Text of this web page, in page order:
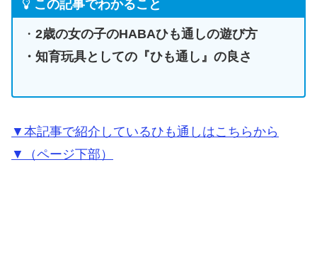
この記事でわかること
・2歳の女の子のHABAひも通しの遊び方
・知育玩具としての『ひも通し』の良さ
▼本記事で紹介しているひも通しはこちらから
▼（ページ下部）